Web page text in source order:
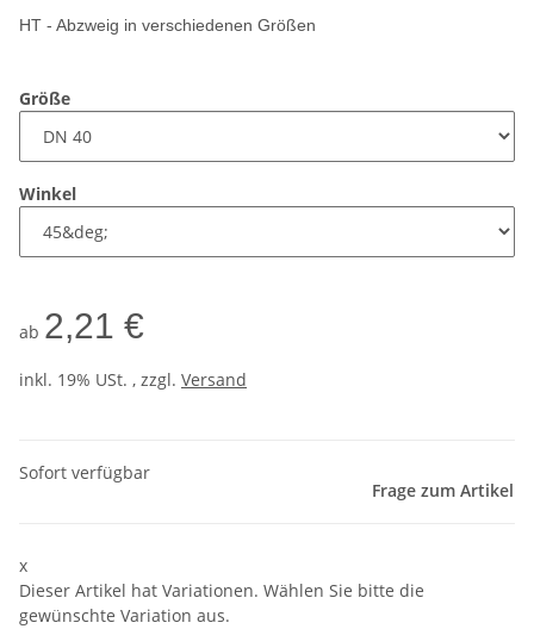
HT - Abzweig in verschiedenen Größen
Größe
Winkel
ab 2,21 €
inkl. 19% USt. , zzgl. Versand
Sofort verfügbar
Frage zum Artikel
x
Dieser Artikel hat Variationen. Wählen Sie bitte die
gewünschte Variation aus.